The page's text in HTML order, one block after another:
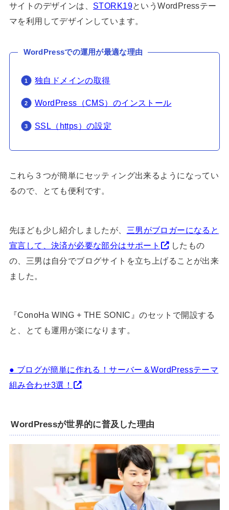
サイトのデザインは、 STORK19というWordPressテー
マを利用してデザインしています。
WordPressでの運用が最適な理由
独自ドメインの取得
WordPress（CMS）のインストール
SSL（https）の設定
これら３つが簡単にセッティング出来るようになってい
るので、とても便利です。
先ほども少し紹介しましたが、 三男がブロガーになると
宣言して、決済が必要な部分はサポート
したもの
の、三男は自分でブログサイトを立ち上げることが出来
ました。
『ConoHa WING + THE SONIC』のセットで開設する
と、とても運用が楽になります。
● ブログが簡単に作れる！サーバー＆WordPressテーマ
組み合わせ3選！
WordPressが世界的に普及した理由